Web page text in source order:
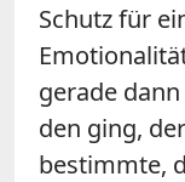
Schutz für
gerade
den ging,
bestimmte,